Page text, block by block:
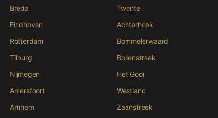
Breda
Eindhoven
Rotterdam
Tilburg
Nijmegen
Amersfoort
Arnhem
Twente
Achterhoek
Bommelerwaard
Bollenstreek
Het Gooi
Westland
Zaanstreek